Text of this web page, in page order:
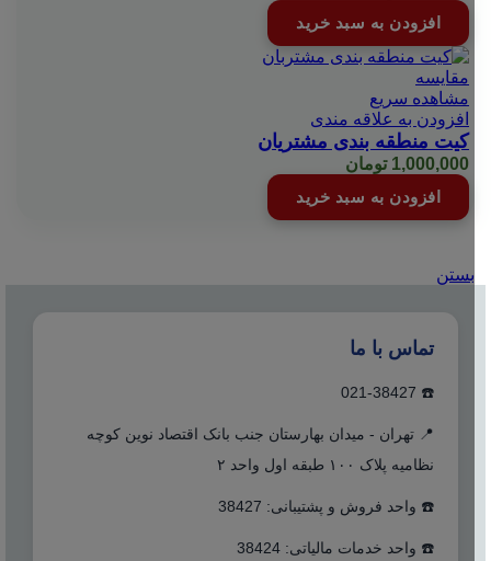
افزودن به سبد خرید
مقایسه
مشاهده سریع
افزودن به علاقه مندی
کیت منطقه بندی مشتریان
1,000,000 تومان
افزودن به سبد خرید
بستن
تماس با ما
☎️ 021-38427
📍 تهران - میدان بهارستان جنب بانک اقتصاد نوین کوچه
نظامیه پلاک ۱۰۰ طبقه اول واحد ۲
☎️ واحد فروش و پشتیبانی: 38427
☎️ واحد خدمات مالیاتی: 38424